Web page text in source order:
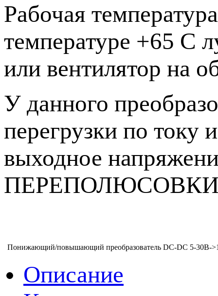
Рабочая
температуре +65 С
или вентилятор на
У данного
перегрузки по току
выходное
Понижающий/повышающий преобразователь DC-DC 5-30В-
Описание